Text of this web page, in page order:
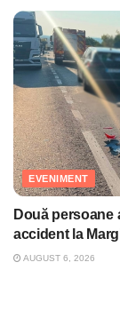
EVENIMENT
Două persoane
accident la
AUGUST 6, 2026